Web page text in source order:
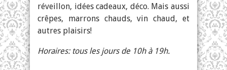
réveillon, idées cadeaux, déco. Mais aussi
crêpes, marrons chauds, vin chaud, et
autres plaisirs!
Horaires: tous les jours de 10h à 19h.